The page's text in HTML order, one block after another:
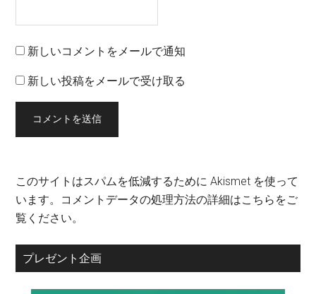
新しいコメントをメールで通知
新しい投稿をメールで受け取る
このサイトはスパムを低減するために Akismet を使って
います。 コメントデータの処理方法の詳細はこちらをご
覧ください。
プレゼント企画